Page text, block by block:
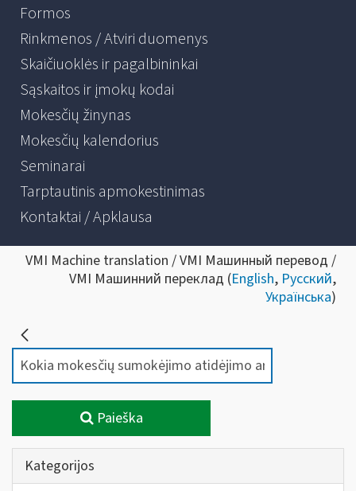
Formos
Rinkmenos / Atviri duomenys
Skaičiuoklės ir pagalbininkai
Sąskaitos ir įmokų kodai
Mokesčių žinynas
Mokesčių kalendorius
Seminarai
Tarptautinis apmokestinimas
Kontaktai / Apklausa
VMI Machine translation / VMI Машинный перевод /
VMI Машинний переклад (English, Русский,
Українська)
Paieška
Kategorijos